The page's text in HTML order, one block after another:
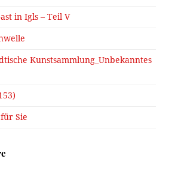
in Igls – Teil V
Kunstsammlung_Unbekanntes
Sie